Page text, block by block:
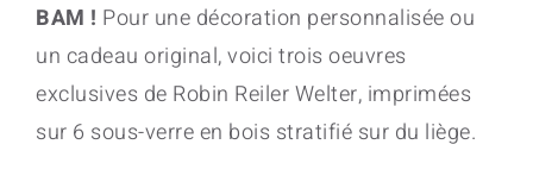
BAM ! Pour une décoration personnalisée ou
un cadeau original, voici trois oeuvres
exclusives de Robin Reiler Welter, imprimées
sur 6 sous-verre en bois stratifié sur du liège.